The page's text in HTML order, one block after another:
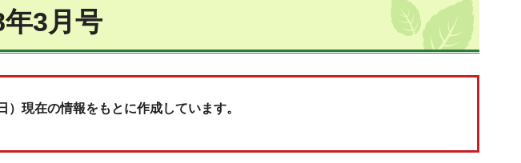
年3月号
現在の情報をもとに作成しています。